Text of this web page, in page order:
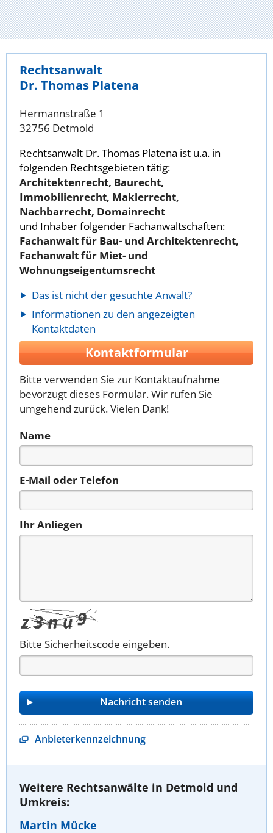
Rechtsanwalt
Dr. Thomas Platena
Hermannstraße 1
32756 Detmold
Rechtsanwalt Dr. Thomas Platena ist u.a. in
folgenden Rechtsgebieten tätig:
Architektenrecht, Baurecht,
Immobilienrecht, Maklerrecht,
Nachbarrecht, Domainrecht
und Inhaber folgender Fachanwaltschaften:
Fachanwalt für Bau- und Architektenrecht,
Fachanwalt für Miet- und
Wohnungseigentumsrecht
Das ist nicht der gesuchte Anwalt?
Informationen zu den angezeigten
Kontaktdaten
Kontaktformular
Bitte verwenden Sie zur Kontaktaufnahme
bevorzugt dieses Formular. Wir rufen Sie
umgehend zurück. Vielen Dank!
Name
E-Mail oder Telefon
Ihr Anliegen
Bitte Sicherheitscode eingeben.
Anbieterkennzeichnung
Weitere Rechtsanwälte in Detmold und
Umkreis:
Martin Mücke